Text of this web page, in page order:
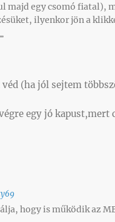
majd egy csomó fiatal),
ilyenkor jön a
(ha jól sejtem
egy jó
hogy is működik az